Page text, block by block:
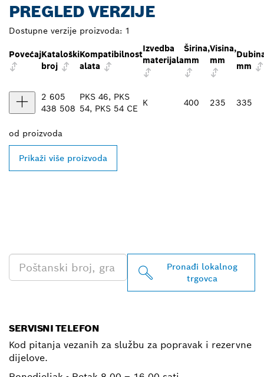
PREGLED VERZIJE
Dostupne verzije proizvoda: 1
PovećajKataloški
broj
Kompatibilnost
alata
Izvedba
materijala
Širina,
mm
Visina,
mm
mm
2 605
438 508
PKS 46, PKS
54, PKS 54 CE
K 400 235 335
od proizvoda
Prikaži više proizvoda
Pronađi lokalnog
trgovca
SERVISNI TELEFON
Kod pitanja vezanih za službu za popravak i rezervne
dijelove.